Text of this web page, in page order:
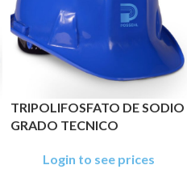
TRIPOLIFOSFATO DE SODIO
GRADO TECNICO
Login to see prices